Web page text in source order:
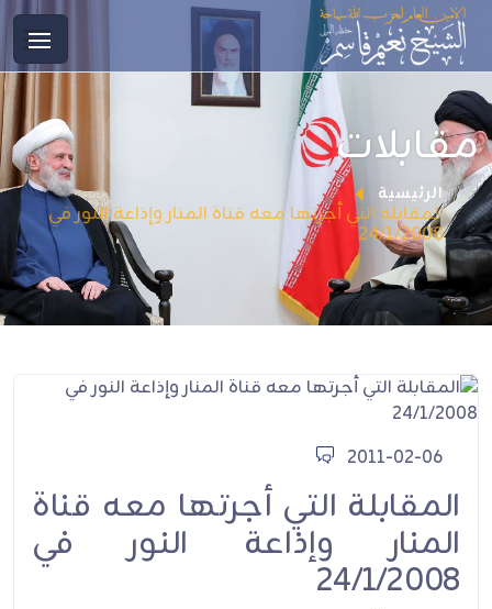
مقابلات
الرئيسية
المقابلة التي أجرتها معه قناة المنار وإذاعة النور في
24/1/2008
2011-02-06
المقابلة التي أجرتها معه قناة
المنار وإذاعة النور في
24/1/2008